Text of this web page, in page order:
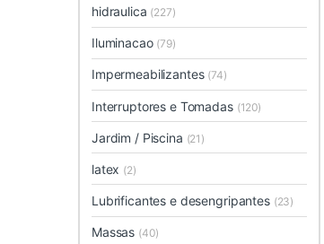
hidraulica (227)
Iluminacao (79)
Impermeabilizantes (74)
Interruptores e Tomadas (120)
Jardim / Piscina (21)
latex (2)
Lubrificantes e desengripantes (23)
Massas (40)